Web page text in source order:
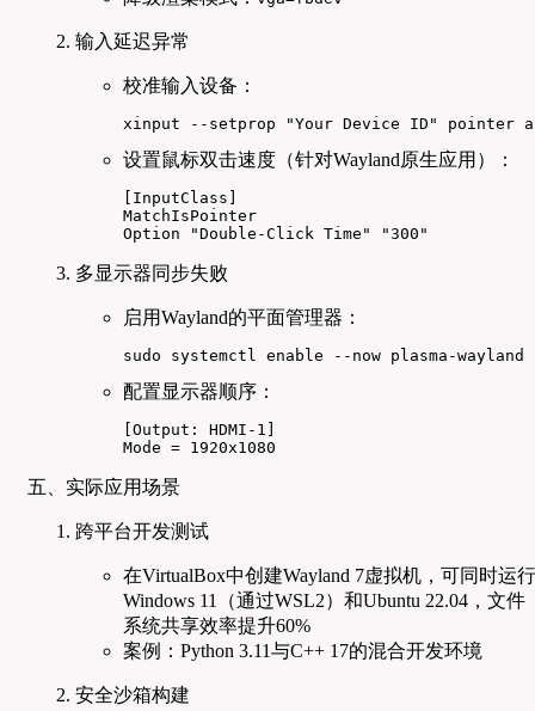
输入延迟异常
校准输入设备：
xinput --setprop "Your Device ID" pointer
设置鼠标双击速度（针对Wayland原生应用）：
[InputClass]
MatchIsPointer
Option "Double-Click Time" "300"
多显示器同步失败
启用Wayland的平面管理器：
sudo systemctl enable --now plasma-wayland
配置显示器顺序：
[Output: HDMI-1]
Mode = 1920x1080
五、实际应用场景
跨平台开发测试
在VirtualBox中创建Wayland 7虚拟机，可同时运行
Windows 11（通过WSL2）和Ubuntu 22.04，文件
系统共享效率提升60%
案例：Python 3.11与C++ 17的混合开发环境
安全沙箱构建